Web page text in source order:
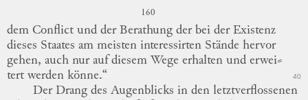
160
dem Conflict und der Berathung der bei der Existenz
dieses Staates am meisten interessirten Stände hervor
gehen, auch nur auf diesem Wege erhalten und erwei⸗
tert werden könne.“ 40
Der Drang des Augenblicks in den letztverflossenen